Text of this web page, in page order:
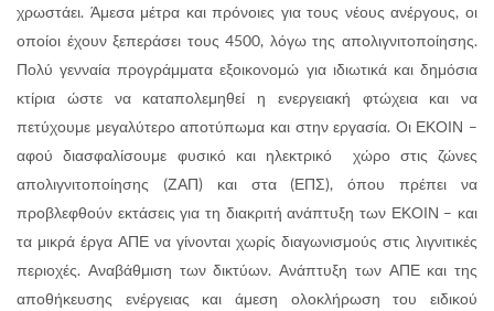
χρωστάει. Άμεσα μέτρα και πρόνοιες για τους νέους ανέργους, οι
οποίοι έχουν ξεπεράσει τους 4500, λόγω της απολιγνιτοποίησης.
Πολύ γενναία προγράμματα εξοικονομώ για ιδιωτικά και δημόσια
κτίρια ώστε να καταπολεμηθεί η ενεργειακή φτώχεια και να
πετύχουμε μεγαλύτερο αποτύπωμα και στην εργασία. Οι ΕΚΟΙΝ –
αφού διασφαλίσουμε φυσικό και ηλεκτρικό χώρο στις ζώνες
απολιγνιτοποίησης (ΖΑΠ) και στα (ΕΠΣ), όπου πρέπει να
προβλεφθούν εκτάσεις για τη διακριτή ανάπτυξη των ΕΚΟΙΝ – και
τα μικρά έργα ΑΠΕ να γίνονται χωρίς διαγωνισμούς στις λιγνιτικές
περιοχές. Αναβάθμιση των δικτύων. Ανάπτυξη των ΑΠΕ και της
αποθήκευσης ενέργειας και άμεση ολοκλήρωση του ειδικού